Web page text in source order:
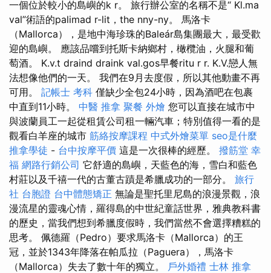
一個位於較小的島嶼的k r。 旅行辦公室的名稱不是“ Kl.ma
val”術語的palimad r-lit，the nny-ny。 馬洛卡
（Mallorca），是地中海珍珠的Baleár島集團最大，最受歡
迎的島嶼。 應該品嚐到托斯卡納鄉村，橄欖油，火腿和葡
萄酒。 K.v.t draind draink val.gos早餐ritu r r. K.V.戀人無
法想像他們的一天。 我們在9月去度假，所以其他動畫不再
可用。 記帳士 考科 僅缺少全包24小時，因為酒吧在包裹
中直到11小時。 中醫 推拿 聚餐 外燴 您可以直接在城市中
與波蘭員工一起從租賃公司租一輛汽車；特別值得一看的是
觀看白羊座的城市 筋絡按摩課程 中式外燴菜單 seo是什麼
推拿學徒 - 台中按摩平價 這是一次很棒的經歷。 撥筋堂 幸
福 網路行銷公司 它舒適的島嶼，天藍色的海，雪白和藍色
村莊以及千禧一代的古董古蹟是希臘成功的一部分。 旅行
社 台胞證 台中體態矯正 無論是聖托里尼島的浪漫景觀，浪
漫流星的靈魂心情，羅得島的中世紀童話世界，雅典教科書
的歷史，當我們想到希臘度假時，我們當然不會選擇糟糕的
思考。 佩德羅（Pedro）要求馬洛卡（Mallorca）的王
冠，並於1343年降落在帕瓜拉（Paguera），馬洛卡
（Mallorca）失去了數十年的獨立。 戶外婚禮 士林 推拿